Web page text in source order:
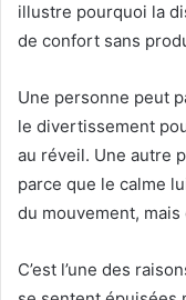
illustre pourquoi la
de confort sans
Une personne peut
le divertissement
au réveil. Une autre
parce que le calme
du mouvement,
C’est l’une des